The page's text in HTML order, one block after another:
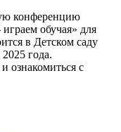
конференцию
обучая» для
в Детском саду
года.
ознакомиться с